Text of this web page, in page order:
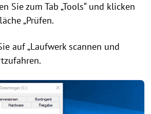
Sie zum Tab „Tools“ und klicken
„Prüfen.
auf „Laufwerk scannen und